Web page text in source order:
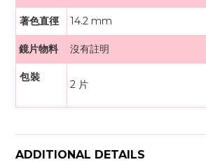
著色直徑 14.2 mm
鏡片物料 沒有註明
包裝
2 片
ADDITIONAL DETAILS